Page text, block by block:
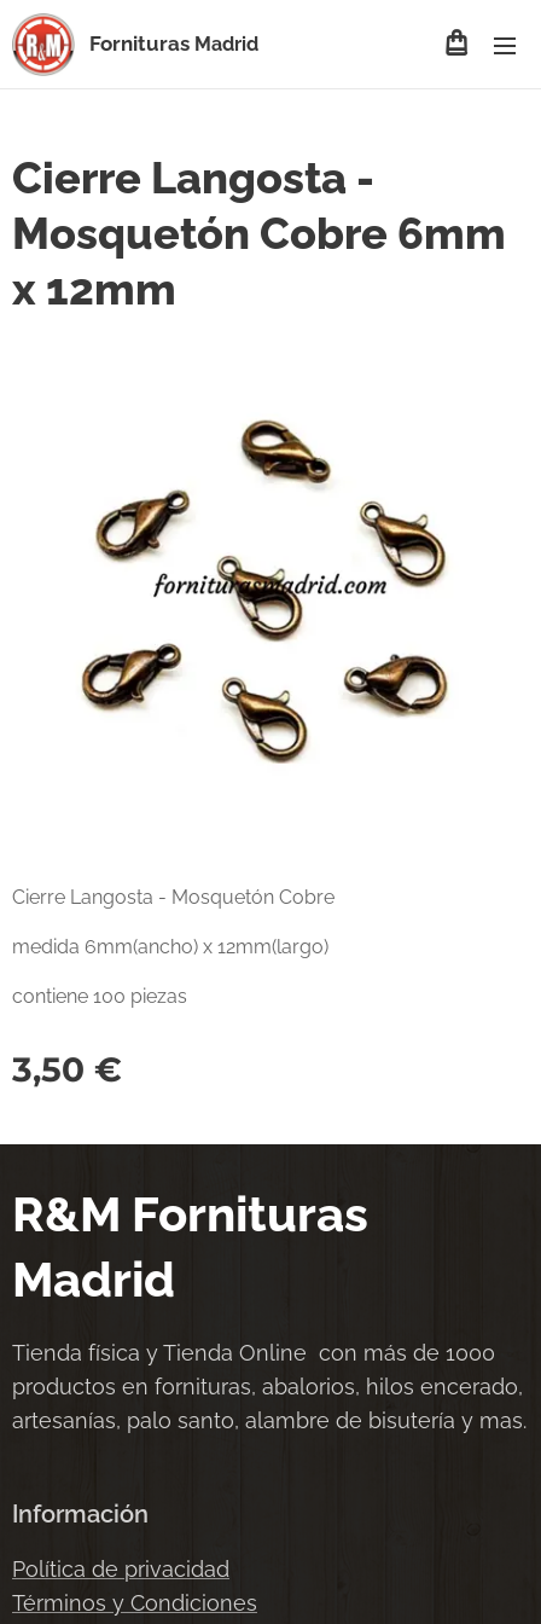
Fornituras Madrid
Cierre Langosta -
Mosquetón Cobre 6mm
x 12mm
Cierre Langosta - Mosquetón Cobre
medida 6mm(ancho) x 12mm(largo)
contiene 100 piezas
3,50 €
R&M Fornituras
Madrid
Tienda física y Tienda Online con más de 1000
productos en fornituras, abalorios, hilos encerado,
artesanías, palo santo, alambre de bisutería y mas.
Información
Política de privacidad
Términos y Condiciones